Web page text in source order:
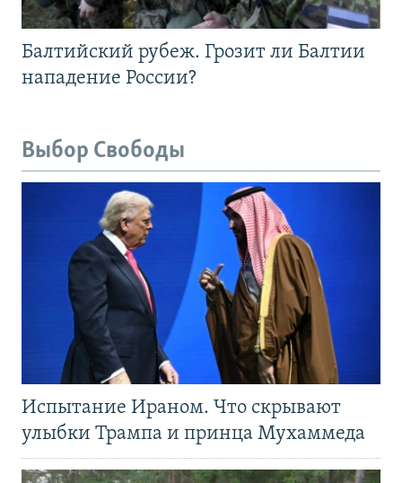
Балтийский рубеж. Грозит ли Балтии
нападение России?
Выбор Свободы
Испытание Ираном. Что скрывают
улыбки Трампа и принца Мухаммеда